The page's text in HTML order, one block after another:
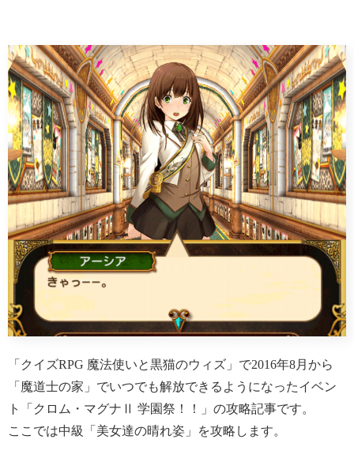
「クイズRPG 魔法使いと黒猫のウィズ」で2016年8月から
「魔道士の家」でいつでも解放できるようになったイベン
ト「クロム・マグナⅡ 学園祭！！」の攻略記事です。
ここでは中級「美女達の晴れ姿」を攻略します。